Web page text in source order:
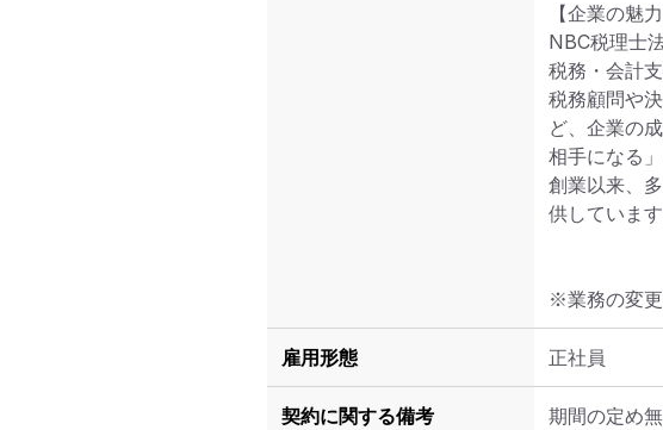
【企業の魅力
NBC税理士
税務・会計
税務顧問や
ど、企業の
相手になる
創業以来、
供しています
※業務の変
雇用形態 正社員
契約に関する備考
期間の定め